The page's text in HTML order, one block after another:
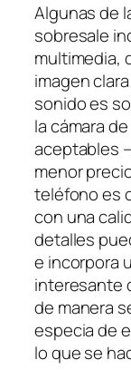
Algunas de
sobresale
multimedia,
imagen
sonido es
la cámara
aceptables
menor
teléfono es
con una
detalles
e incorpora
interesante
de manera
especia de
lo que se